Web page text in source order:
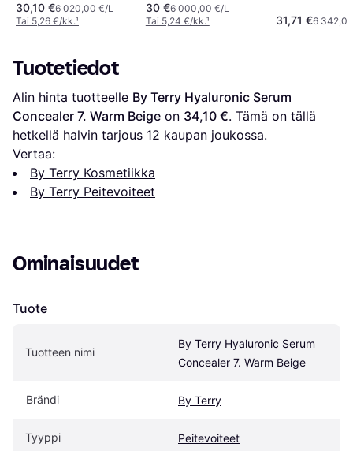
30,10 €6 020,00 €/L
Tai 5,26 €/kk.¹
Intense Deep
30 €6 000,00 €/L
Tai 5,24 €/kk.¹
31,71 €6
Tuotetiedot
Alin hinta tuotteelle By Terry Hyaluronic Serum
Concealer 7. Warm Beige on 34,10 €. Tämä on tällä
hetkellä halvin tarjous 12 kaupan joukossa.
Vertaa:
By Terry Kosmetiikka
By Terry Peitevoiteet
Ominaisuudet
Tuote
Tuotteen nimi
By Terry Hyaluronic Serum
Concealer 7. Warm Beige
Brändi By Terry
Tyyppi Peitevoiteet